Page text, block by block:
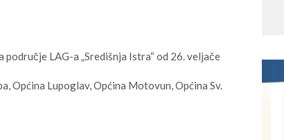
LAG-a „Središnja Istra“ od 26. veljače
Općina Lupoglav, Općina Motovun, Općina Sv.